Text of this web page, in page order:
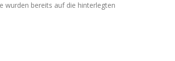
wurden bereits auf die hinterlegten